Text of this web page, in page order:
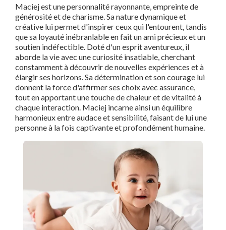
Maciej est une personnalité rayonnante, empreinte de
générosité et de charisme. Sa nature dynamique et
créative lui permet d'inspirer ceux qui l'entourent, tandis
que sa loyauté inébranlable en fait un ami précieux et un
soutien indéfectible. Doté d'un esprit aventureux, il
aborde la vie avec une curiosité insatiable, cherchant
constamment à découvrir de nouvelles expériences et à
élargir ses horizons. Sa détermination et son courage lui
donnent la force d'affirmer ses choix avec assurance,
tout en apportant une touche de chaleur et de vitalité à
chaque interaction. Maciej incarne ainsi un équilibre
harmonieux entre audace et sensibilité, faisant de lui une
personne à la fois captivante et profondément humaine.